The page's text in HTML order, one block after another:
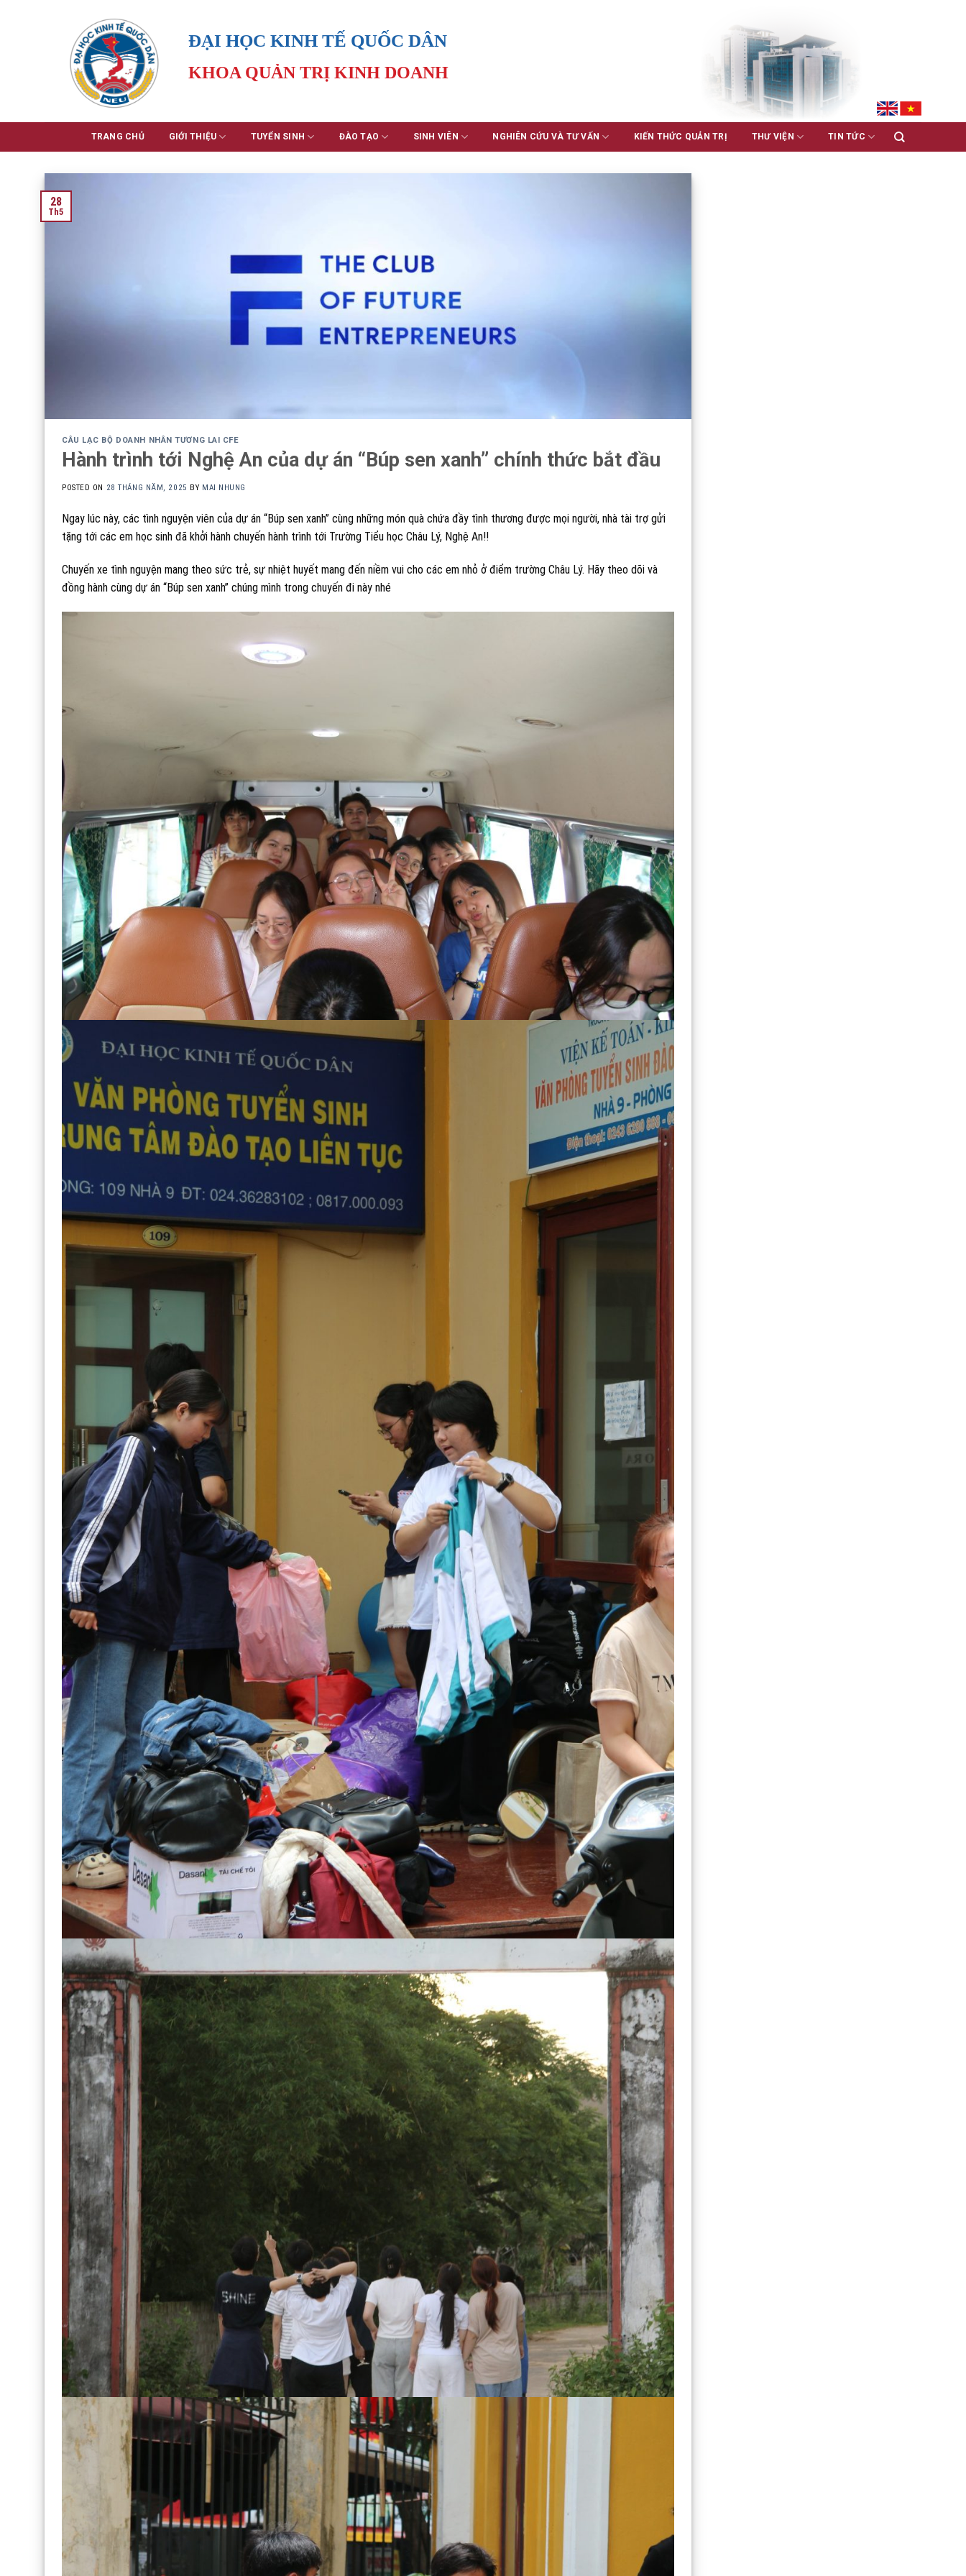
ĐẠI HỌC KINH TẾ QUỐC DÂN
KHOA QUẢN TRỊ KINH DOANH
TRANG CHỦ GIỚI THIỆU TUYỂN SINH ĐÀO TẠO SINH VIÊN NGHIÊN CỨU VÀ TƯ VẤN KIẾN THỨC QUẢN TRỊ THƯ VIỆN TIN TỨC
28
Th5
CÂU LẠC BỘ DOANH NHÂN TƯƠNG LAI CFE
Hành trình tới Nghệ An của dự án “Búp sen xanh” chính thức bắt đầu
POSTED ON 28 THÁNG NĂM, 2025 BY MAI NHUNG
Ngay lúc này, các tình nguyện viên của dự án “Búp sen xanh” cùng những món quà chứa đầy tình thương được mọi người, nhà tài trợ gửi
tặng tới các em học sinh đã khởi hành chuyến hành trình tới Trường Tiểu học Châu Lý, Nghệ An!!
Chuyến xe tình nguyện mang theo sức trẻ, sự nhiệt huyết mang đến niềm vui cho các em nhỏ ở điểm trường Châu Lý. Hãy theo dõi và
đồng hành cùng dự án “Búp sen xanh” chúng mình trong chuyến đi này nhé